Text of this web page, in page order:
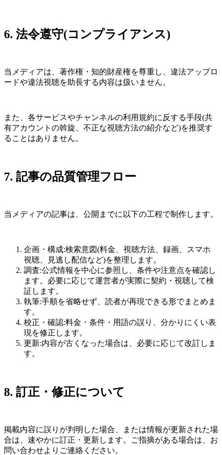
6. 法令遵守(コンプライアンス)
当メディアは、著作権・知的財産権を尊重し、違法アップロ
ードや違法視聴を助長する内容は扱いません。
また、各サービスやチャンネルの利用規約に反する手段(共
有アカウントの斡旋、不正な視聴方法の紹介など)を推奨す
ることはありません。
7. 記事の品質管理フロー
当メディアの記事は、公開までに以下の工程で制作します。
企画・構成:検索意図(料金、視聴方法、録画、スマホ
視聴、見逃し配信など)を整理します。
調査:公式情報を中心に参照し、条件や注意点を確認し
ます。必要に応じて運営者が実際に契約・視聴して検
証します。
執筆:手順を省略せず、読者が再現できる形でまとめま
す。
校正・確認:料金・条件・用語の誤り、分かりにくい表
現を修正します。
更新:内容が古くなった場合は、必要に応じて改訂しま
す。
8. 訂正・修正について
掲載内容に誤りが判明した場合、または情報が更新された場
合は、速やかに訂正・更新します。ご指摘がある場合は、お
問い合わせよりご連絡ください。